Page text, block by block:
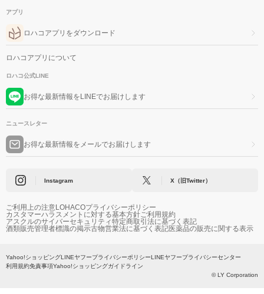
アプリ
ロハコアプリをダウンロード
ロハコアプリについて
ロハコ公式LINE
お得な最新情報をLINEでお届けします
ニュースレター
お得な最新情報をメールでお届けします
Instagram X（旧Twitter）
ご利用上の注意LOHACOプライバシーポリシー
カスタマーハラスメントに対する基本方針ご利用規約
アスクルのサイバーセキュリティ特定商取引法に基づく表記
酒類販売管理者標識の掲示古物営業法に基づく表記医薬品の販売に関する表示
Yahoo!ショッピングLINEヤフープライバシーポリシーLINEヤフープライバシーセンター
利用規約免責事項Yahoo!ショッピングガイドライン
© LY Corporation